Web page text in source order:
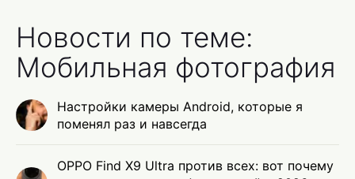
Новости по теме:
Мобильная фотография
Настройки камеры Android, которые я
поменял раз и навсегда
OPPO Find X9 Ultra против всех: вот почему